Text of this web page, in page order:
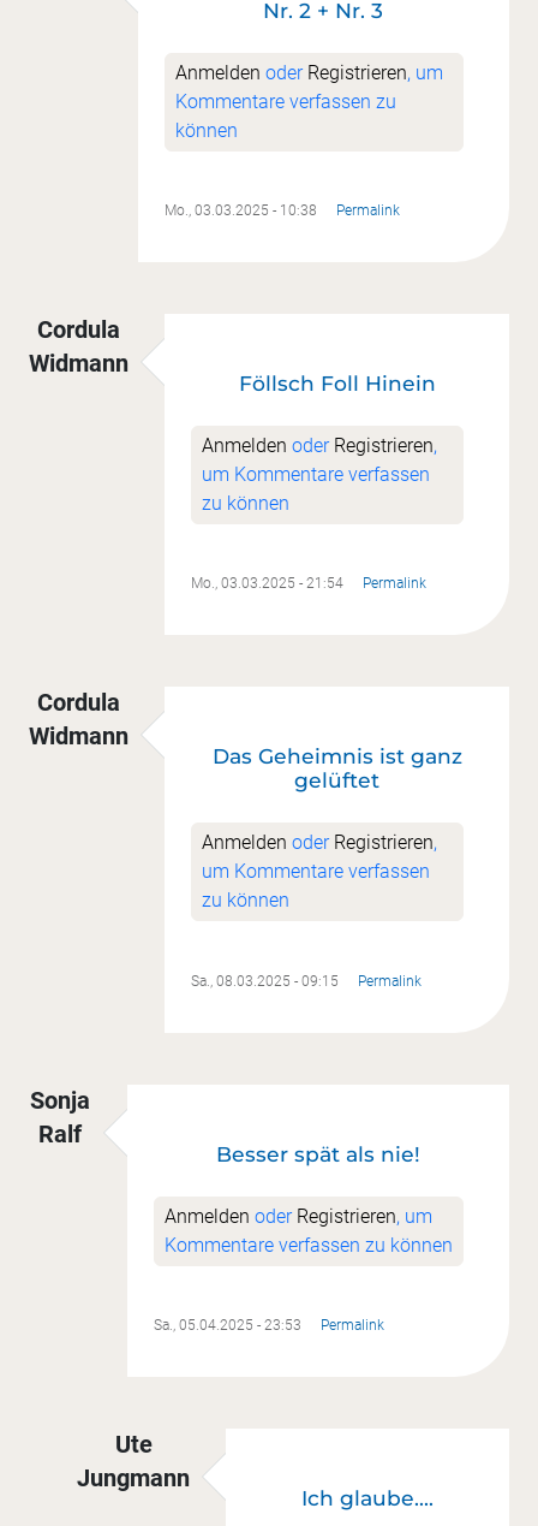
Nr. 2 + Nr. 3
Anmelden oder Registrieren, um
Kommentare verfassen zu
können
Mo., 03.03.2025 - 10:38 Permalink
Cordula
Widmann
Föllsch Foll Hinein
Anmelden oder Registrieren,
um Kommentare verfassen
zu können
Mo., 03.03.2025 - 21:54 Permalink
Cordula
Widmann
Das Geheimnis ist ganz
gelüftet
Anmelden oder Registrieren,
um Kommentare verfassen
zu können
Sa., 08.03.2025 - 09:15 Permalink
Sonja
Ralf
Besser spät als nie!
Anmelden oder Registrieren, um
Kommentare verfassen zu können
Sa., 05.04.2025 - 23:53 Permalink
Ute
Jungmann
Besser spät als nie!von
Ich glaube....